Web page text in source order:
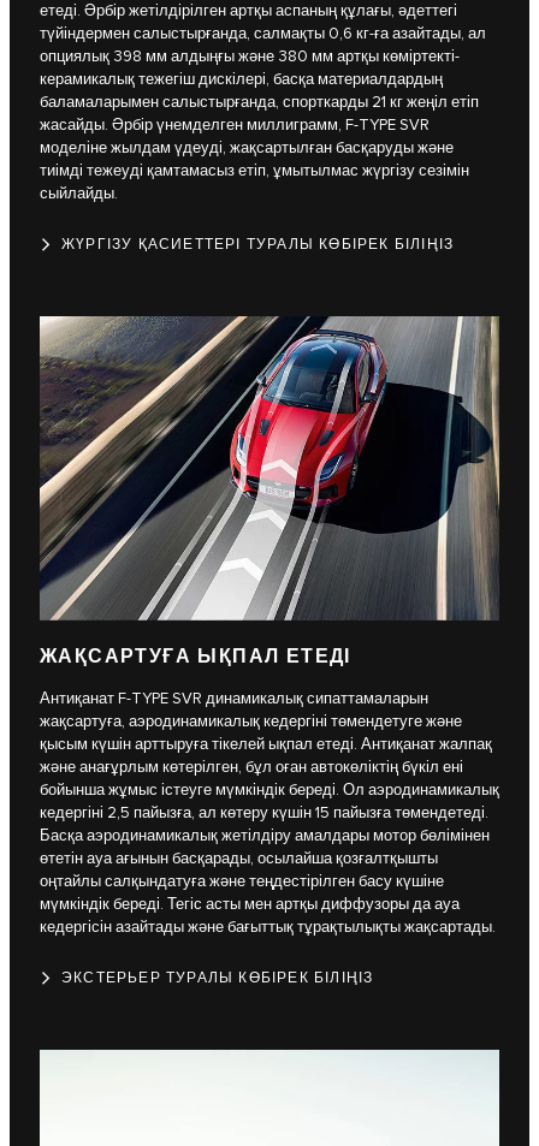
етеді. Әрбір жетілдірілген артқы аспаның құлағы, әдеттегі
түйіндермен салыстырғанда, салмақты 0,6 кг-ға азайтады, ал
опциялық 398 мм алдыңғы және 380 мм артқы көміртекті-
керамикалық тежегіш дискілері, басқа материалдардың
баламаларымен салыстырғанда, спорткарды 21 кг жеңіл етіп
жасайды. Әрбір үнемделген миллиграмм, F-TYPE SVR
моделіне жылдам үдеуді, жақсартылған басқаруды және
тиімді тежеуді қамтамасыз етіп, ұмытылмас жүргізу сезімін
сыйлайды.
ЖҮРГІЗУ ҚАСИЕТТЕРІ ТУРАЛЫ КӨБІРЕК БІЛІҢІЗ
ЖАҚСАРТУҒА ЫҚПАЛ ЕТЕДІ
Антиқанат F-TYPE SVR динамикалық сипаттамаларын
жақсартуға, аэродинамикалық кедергіні төмендетуге және
қысым күшін арттыруға тікелей ықпал етеді. Антиқанат жалпақ
және анағұрлым көтерілген, бұл оған автокөліктің бүкіл ені
бойынша жұмыс істеуге мүмкіндік береді. Ол аэродинамикалық
кедергіні 2,5 пайызға, ал көтеру күшін 15 пайызға төмендетеді.
Басқа аэродинамикалық жетілдіру амалдары мотор бөлімінен
өтетін ауа ағынын басқарады, осылайша қозғалтқышты
оңтайлы салқындатуға және теңдестірілген басу күшіне
мүмкіндік береді. Тегіс асты мен артқы диффузоры да ауа
кедергісін азайтады және бағыттық тұрақтылықты жақсартады.
ЭКСТЕРЬЕР ТУРАЛЫ КӨБІРЕК БІЛІҢІЗ